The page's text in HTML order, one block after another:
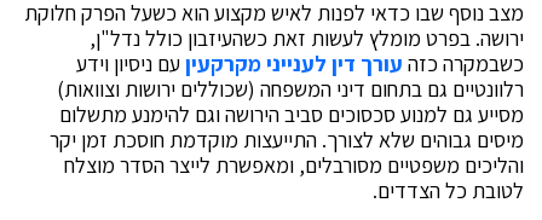
מצב נוסף שבו כדאי לפנות לאיש מקצוע הוא כשעל הפרק חלוקת
ירושה. בפרט מומלץ לעשות זאת כשהעיזבון כולל נדל"ן,
כשבמקרה כזה עורך דין לענייני מקרקעיןעם ניסיון וידע
רלוונטיים גם בתחום דיני המשפחה (שכוללים ירושות וצוואות)
מסייע גם למנוע סכסוכים סביב הירושה וגם להימנע מתשלום
מיסים גבוהים שלא לצורך. התייעצות מוקדמת חוסכת זמן יקר
והליכים משפטיים מסורבלים, ומאפשרת לייצר הסדר מוצלח
לטובת כל הצדדים.